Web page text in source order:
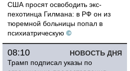
США просят освободить экс-
пехотинца Гилмана: в РФ он из
тюремной больницы попал в
психиатрическую ©
НОВОСТЬ ДНЯ
08:10
Трамп подписал указы по